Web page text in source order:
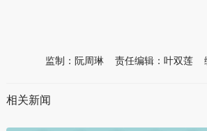
责任编辑：叶双莲
监制：阮周琳
相关新闻